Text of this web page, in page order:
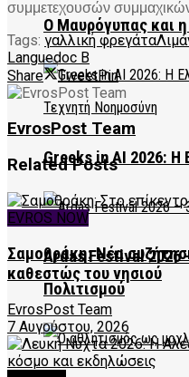
Ο Μαυρόγυπας και
Greeks in AI 2026: Η
Ardas Festival 2026
Πολιτισμού
συμμετεχουσών
Tags: γαλλική φρεγάτα
Languedoc B
Share
TweetPin
EvrosPost Team
RelatedPosts
EVROS NOW
Σαμοθράκη: Νέα
καθεστώς του νησιού
EvrosPost Team
7 Αυγούστου, 2026